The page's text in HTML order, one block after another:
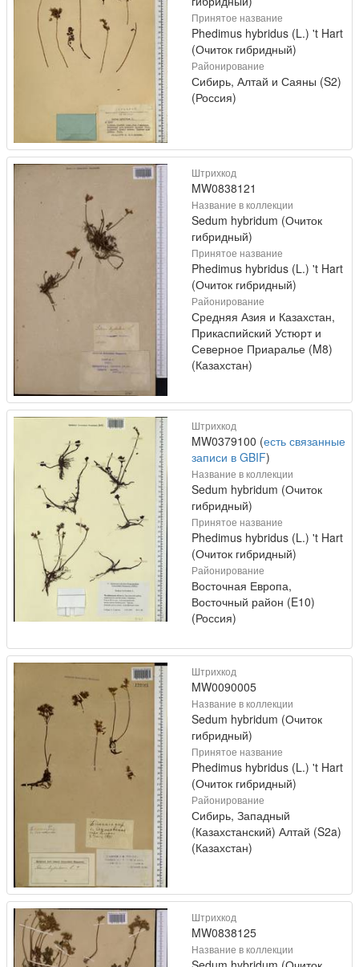
Принятое название
Phedimus hybridus (L.) 't Hart
(Очиток гибридный)
Районирование
Сибирь, Алтай и Саяны (S2)
(Россия)
Штрихкод
MW0838121
Название в коллекции
Sedum hybridum (Очиток
гибридный)
Принятое название
Phedimus hybridus (L.) 't Hart
(Очиток гибридный)
Районирование
Средняя Азия и Казахстан,
Прикаспийский Устюрт и
Северное Приаралье (M8)
(Казахстан)
Штрихкод
MW0379100 (есть связанные
записи в GBIF)
Название в коллекции
Sedum hybridum (Очиток
гибридный)
Принятое название
Phedimus hybridus (L.) 't Hart
(Очиток гибридный)
Районирование
Восточная Европа,
Восточный район (E10)
(Россия)
Штрихкод
MW0090005
Название в коллекции
Sedum hybridum (Очиток
гибридный)
Принятое название
Phedimus hybridus (L.) 't Hart
(Очиток гибридный)
Районирование
Сибирь, Западный
(Казахстанский) Алтай (S2a)
(Казахстан)
Штрихкод
MW0838125
Название в коллекции